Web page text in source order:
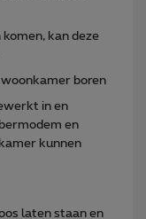
kan deze
woonkamer boren
in en
en
kunnen
laten staan en